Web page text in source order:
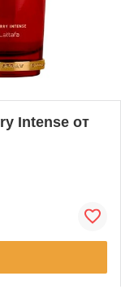
Intense от